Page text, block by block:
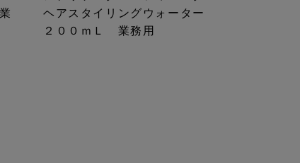
ヘアスタイリングウォーター
２００ｍＬ 業務用